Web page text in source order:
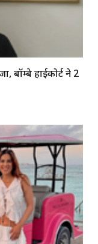
हाईकोर्ट ने 2